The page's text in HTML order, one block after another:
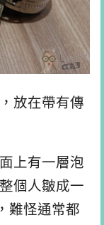
放在帶有傳
上有一層泡
個人皺成一
難怪通常都